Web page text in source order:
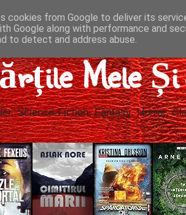
Mele
Science-Fiction, Fantasy, Horror,
cookies from Google to deliver its
Google along with performance and
to detect and address abuse.